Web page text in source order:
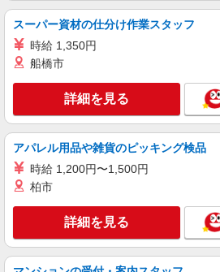
≪面接なし/履歴書
の障がい者支援員
時給1500円〜
キープ
派遣社員
株式会社kotrio /●NG-H-1907531
小牧市*デイでの生
時給1500円〜2150
通費全支給(ガソリン代
小牧市中央｜最寄
スーパー資材の仕分け作業スタッフ
時給 1,350円
船橋市
詳細を見る
アパレル用品や雑貨のピッキング検品
時給 1,200円〜1,500円
柏市
詳細を見る